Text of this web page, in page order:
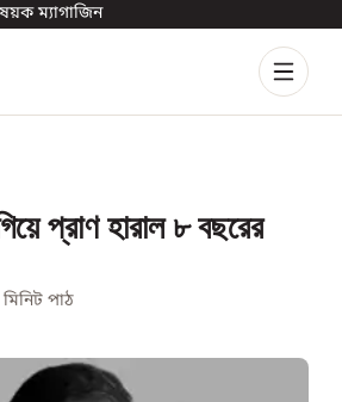
ম্যাগাজিন
প্রাণ হারাল ৮ বছরের
মিনিট পাঠ